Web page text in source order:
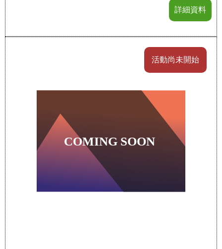
詳細資料
活動尚未開始